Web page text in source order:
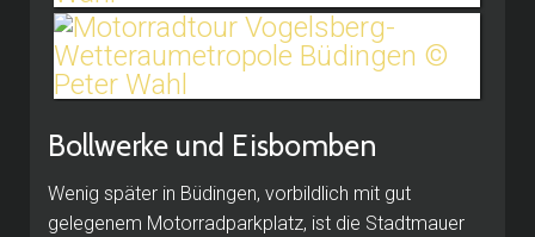
Bollwerke und Eisbomben
Wenig später in Büdingen, vorbildlich mit gut
gelegenem Motorradparkplatz, ist die Stadtmauer